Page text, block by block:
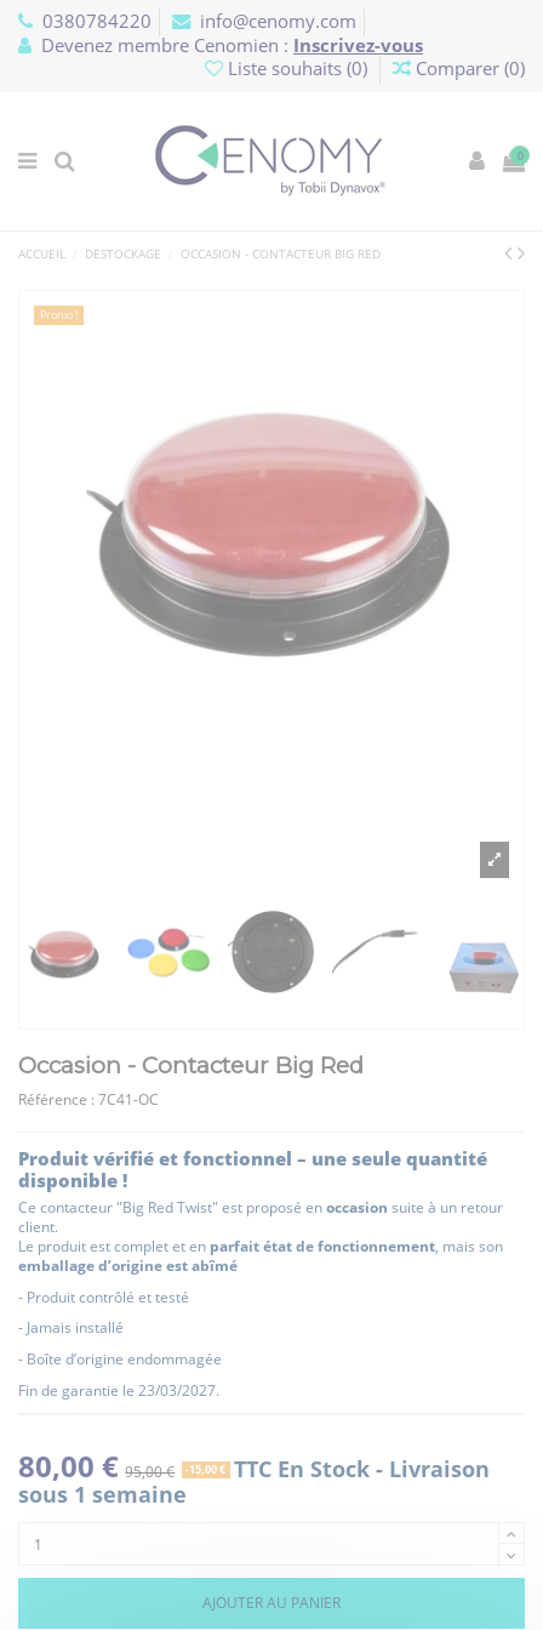
0380784220
info@cenomy.com
Devenez membre Cenomien : Inscrivez-vous
Liste souhaits (0) Comparer (0)
0
ACCUEIL DESTOCKAGE OCCASION - CONTACTEUR BIG RED
Promo !
Occasion - Contacteur Big Red
Référence : 7C41-OC
Produit vérifié et fonctionnel – une seule quantité
disponible !
Ce contacteur "Big Red Twist" est proposé enoccasion suite à un retour
client.
Le produit est complet et en parfait état de fonctionnement, mais son
emballage d’origine est abîmé
- Produit contrôlé et testé
- Jamais installé
- Boîte d’origine endommagée
Fin de garantie le 23/03/2027.
80,00 € 95,00 € -15,00 € TTC En Stock - Livraison
sous 1 semaine
AJOUTER AU PANIER
Panneau de gestion des cookies